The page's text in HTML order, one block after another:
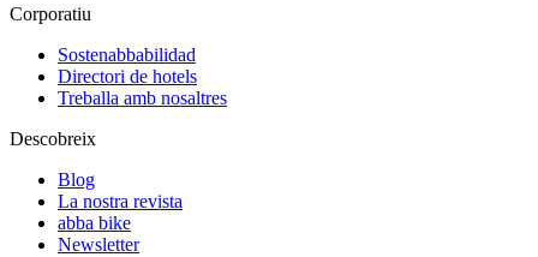
Corporatiu
Sostenabbabilidad
Directori de hotels
Treballa amb nosaltres
Descobreix
Blog
La nostra revista
abba bike
Newsletter